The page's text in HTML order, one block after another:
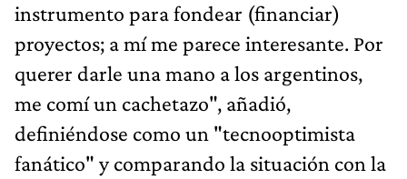
instrumento para fondear (financiar)
proyectos; a mí me parece interesante. Por
querer darle una mano a los argentinos,
me comí un cachetazo", añadió,
definiéndose como un "tecnooptimista
fanático" y comparando la situación con la